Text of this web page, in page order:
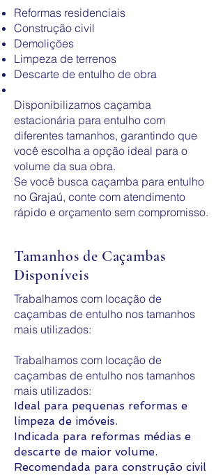
Reformas residenciais
Construção civil
Demolições
Limpeza de terrenos
Descarte de entulho de obra
Disponibilizamos caçamba
estacionária para entulho com
diferentes tamanhos, garantindo que
você escolha a opção ideal para o
volume da sua obra.
Se você busca caçamba para entulho
no Grajaú, conte com atendimento
rápido e orçamento sem compromisso.
Tamanhos de Caçambas
Disponíveis
Trabalhamos com locação de
caçambas de entulho nos tamanhos
mais utilizados:
Trabalhamos com locação de
caçambas de entulho nos tamanhos
mais utilizados:
Ideal para pequenas reformas e
limpeza de imóveis.
Indicada para reformas médias e
descarte de maior volume.
Recomendada para construção civil